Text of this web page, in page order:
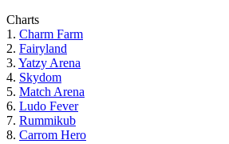
Charts
1. Charm Farm
2. Fairyland
3. Yatzy Arena
4. Skydom
5. Match Arena
6. Ludo Fever
7. Rummikub
8. Carrom Hero